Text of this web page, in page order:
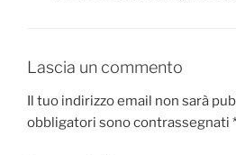
Lascia un commento
Il tuo indirizzo email non sarà
obbligatori sono contrassegnati